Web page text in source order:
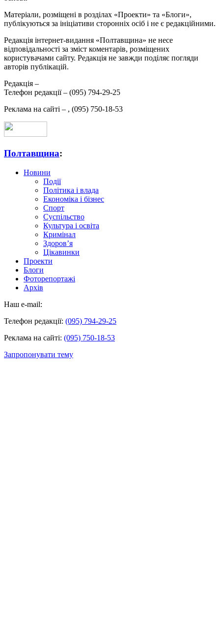
Матеріали, розміщені в розділах «Проекти» та «Блоги»,
публікуються за ініціативи сторонніх осіб і не є редакційними.
Редакція інтернет-видання «Полтавщина» не несе
відповідальності за зміст коментарів, розміщених
користувачами сайту. Редакція не завжди поділяє погляди
авторів публікацій.
Редакція –
Телефон редакції – (095) 794-29-25
Реклама на сайті – , (095) 750-18-53
Полтавщина:
Новини
Події
Політика і влада
Економіка і бізнес
Спорт
Суспільство
Культура і освіта
Кримінал
Здоров’я
Цікавинки
Проекти
Блоги
Фоторепортажі
Архів
Наш e-mail:
Телефон редакції: (095) 794-29-25
Реклама на сайті: (095) 750-18-53
Запропонувати тему